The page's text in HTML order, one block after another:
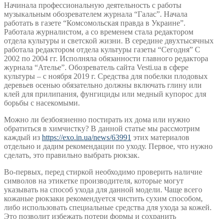
Начинала профессиональную деятельность с работы
музыкальным обозревателем журнала “Галас”. Начала
работать в газете “Комсомольская правда в Украине”.
Работала журналистом, а со временем стала редактором
отдела культуры и светской жизни. В середине двухтысячных
работала редактором отдела культуры газеты “Сегодня” С
2002 по 2004 гг. Исполняла обязанности главного редактора
журнала “Ателье”. Обозреватель сайта Vesti.ua в сфере
культуры – с ноября 2019 г. Средства для побелки плодовых
деревьев осенью обязательно должны включать глину или
клей для прилипания, фунгициды или медный купорос для
борьбы с насекомыми.
Можно ли безбоязненно постирать их дома или нужно
обратиться в химчистку? В данной статье мы рассмотрим
каждый из https://exo.in.ua/news/63991 этих материалов
отдельно и дадим рекомендации по уходу. Первое, что нужно
сделать, это правильно выбрать рюкзак.
Во-первых, перед стиркой необходимо проверить наличие
символов на этикетке производителя, которые могут
указывать на способ ухода для данной модели. Чаще всего
кожаные рюкзаки рекомендуется чистить сухим способом,
либо использовать специальные средства для ухода за кожей.
Это позволит избежать потери формы и сохранить